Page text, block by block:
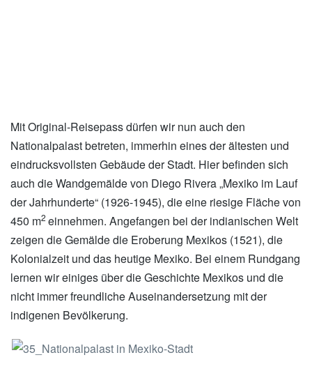
Mit Original-Reisepass dürfen wir nun auch den
Nationalpalast betreten, immerhin eines der ältesten und
eindrucksvollsten Gebäude der Stadt. Hier befinden sich
auch die Wandgemälde von Diego Rivera „Mexiko im Lauf
der Jahrhunderte“ (1926-1945), die eine riesige Fläche von
450 m2 einnehmen. Angefangen bei der indianischen Welt
zeigen die Gemälde die Eroberung Mexikos (1521), die
Kolonialzeit und das heutige Mexiko. Bei einem Rundgang
lernen wir einiges über die Geschichte Mexikos und die
nicht immer freundliche Auseinandersetzung mit der
indigenen Bevölkerung.